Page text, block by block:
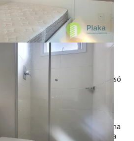
e temos a estação de metrô
hospitais ( BP, Maggiore, não só
shopping Paulista, acesso à Av.
e muito mais.
cobertura piscina com raia, sauna
salão de festas e linda vista